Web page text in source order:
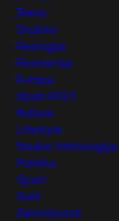
Biznis
Društvo
Ekologija
Ekonomija
Evropa
Izbori 2023
Kultura
Lifestyle
Nauka i tehnologija
Politika
Sport
Svet
Zanimljivosti